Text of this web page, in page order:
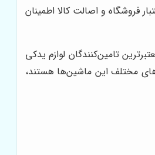
فروشگاه و اصالت کالا اطمینان
تامین‌کنندگان لوازم یدکی
مختلف این ماشین‌ها هستند،